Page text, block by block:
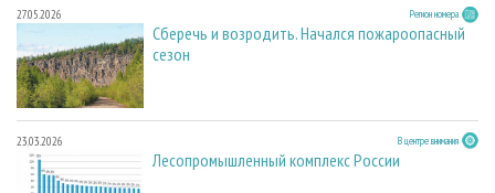
27.05.2026 Регион номера
Сберечь и возродить. Начался пожароопасный
сезон
23.03.2026 В центре внимания
Лесопромышленный комплекс России